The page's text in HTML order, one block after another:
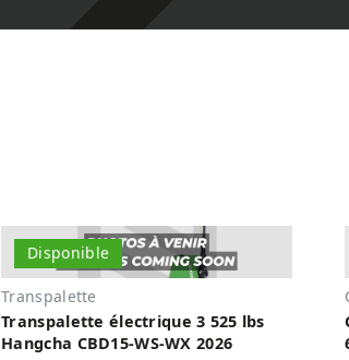
Disponible
Transpalette
Transpalette électrique 3 525 lbs
Hangcha CBD15-WS-WX 2026